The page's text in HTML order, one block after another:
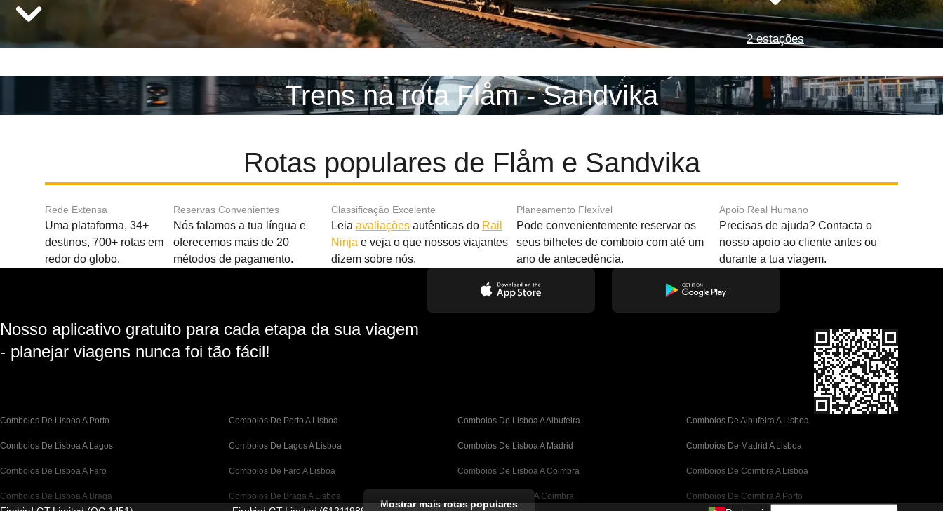
2 estações
Trens na rota Flåm - Sandvika
Rotas populares de Flåm e Sandvika
Rede Extensa
Uma plataforma, 34+
destinos, 700+ rotas em
redor do globo.
Reservas Convenientes
Nós falamos a tua língua e
oferecemos mais de 20
métodos de pagamento.
Classificação Excelente
Leia avaliaçõesautênticas do Rail
Ninja e veja o que nossos viajantes
dizem sobre nós.
Planeamento Flexível
Pode convenientemente reservar os
seus bilhetes de comboio com até um
ano de antecedência.
Apoio Real Humano
Precisas de ajuda? Contacta o
nosso apoio ao cliente antes ou
durante a tua viagem.
Nosso aplicativo gratuito para cada etapa da sua viagem
- planejar viagens nunca foi tão fácil!
Comboios De Lisboa A Porto Comboios De Porto A Lisboa Comboios De Lisboa A Albufeira Comboios De Albufeira A Lisboa
Comboios De Lisboa A Lagos Comboios De Lagos A Lisboa Comboios De Lisboa A Madrid Comboios De Madrid A Lisboa
Comboios De Lisboa A Faro Comboios De Faro A Lisboa Comboios De Lisboa A Coimbra Comboios De Coimbra A Lisboa
Comboios De Lisboa A Braga Comboios De Braga A Lisboa Comboios De Porto A Coimbra Comboios De Coimbra A Porto
Mostrar mais rotas populares